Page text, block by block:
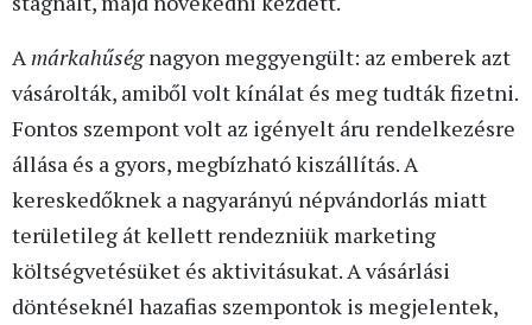
A márkahűségnagyon meggyengült: az emberek azt
vásárolták, amiből volt kínálat és meg tudták fizetni.
Fontos szempont volt az igényelt áru rendelkezésre
állása és a gyors, megbízható kiszállítás. A
kereskedőknek a nagyarányú népvándorlás miatt
területileg át kellett rendezniük marketing
költségvetésüket és aktivitásukat. A vásárlási
döntéseknél hazafias szempontok is megjelentek,